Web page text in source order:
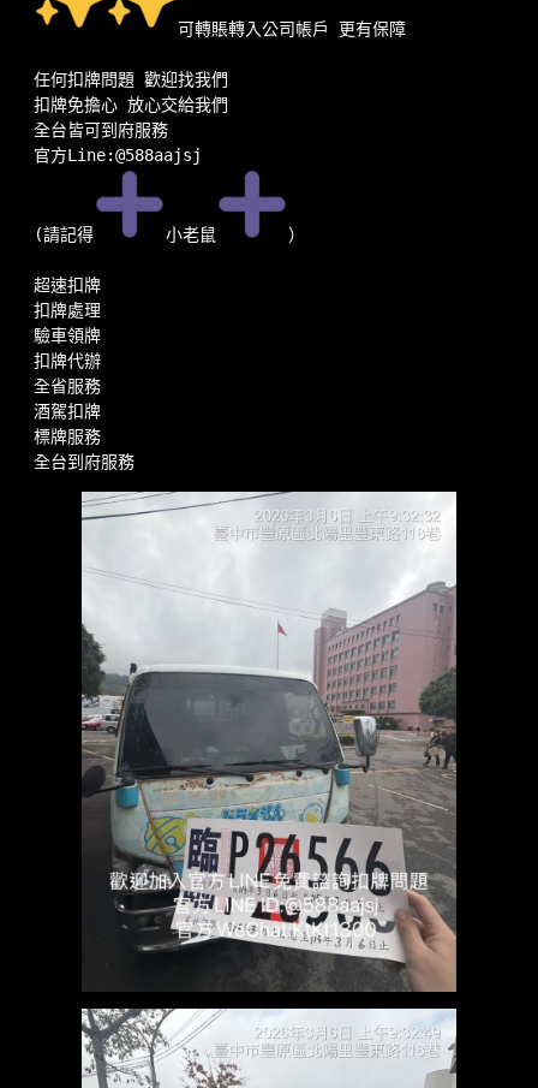
可轉賬轉入公司帳戶 更有保障
任何扣牌問題 歡迎找我們
扣牌免擔心 放心交給我們
全台皆可到府服務
官方Line:@588aajsj
(請記得 小老鼠 ）
超速扣牌
扣牌處理
驗車領牌
扣牌代辦
全省服務
酒駕扣牌
標牌服務
全台到府服務